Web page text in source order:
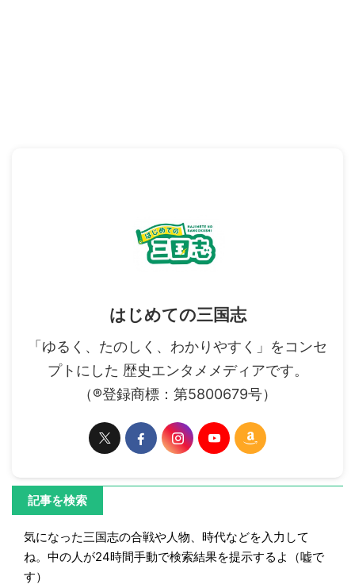
はじめての三国志
「ゆるく、たのしく、わかりやすく」をコンセ
プトにした 歴史エンタメメディアです。
（®登録商標：第5800679号）
記事を検索
気になった三国志の合戦や人物、時代などを入力して
ね。中の人が24時間手動で検索結果を提示するよ（嘘で
す）